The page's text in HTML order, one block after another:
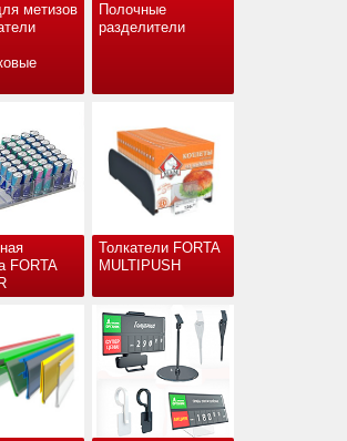
метизов
Полочные
разделители
FORTA
Толкатели FORTA
MULTIPUSH